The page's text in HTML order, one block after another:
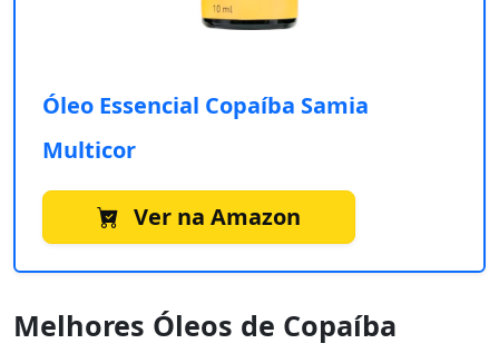
Óleo Essencial Copaíba Samia
Multicor
Ver na Amazon
Melhores Óleos de Copaíba